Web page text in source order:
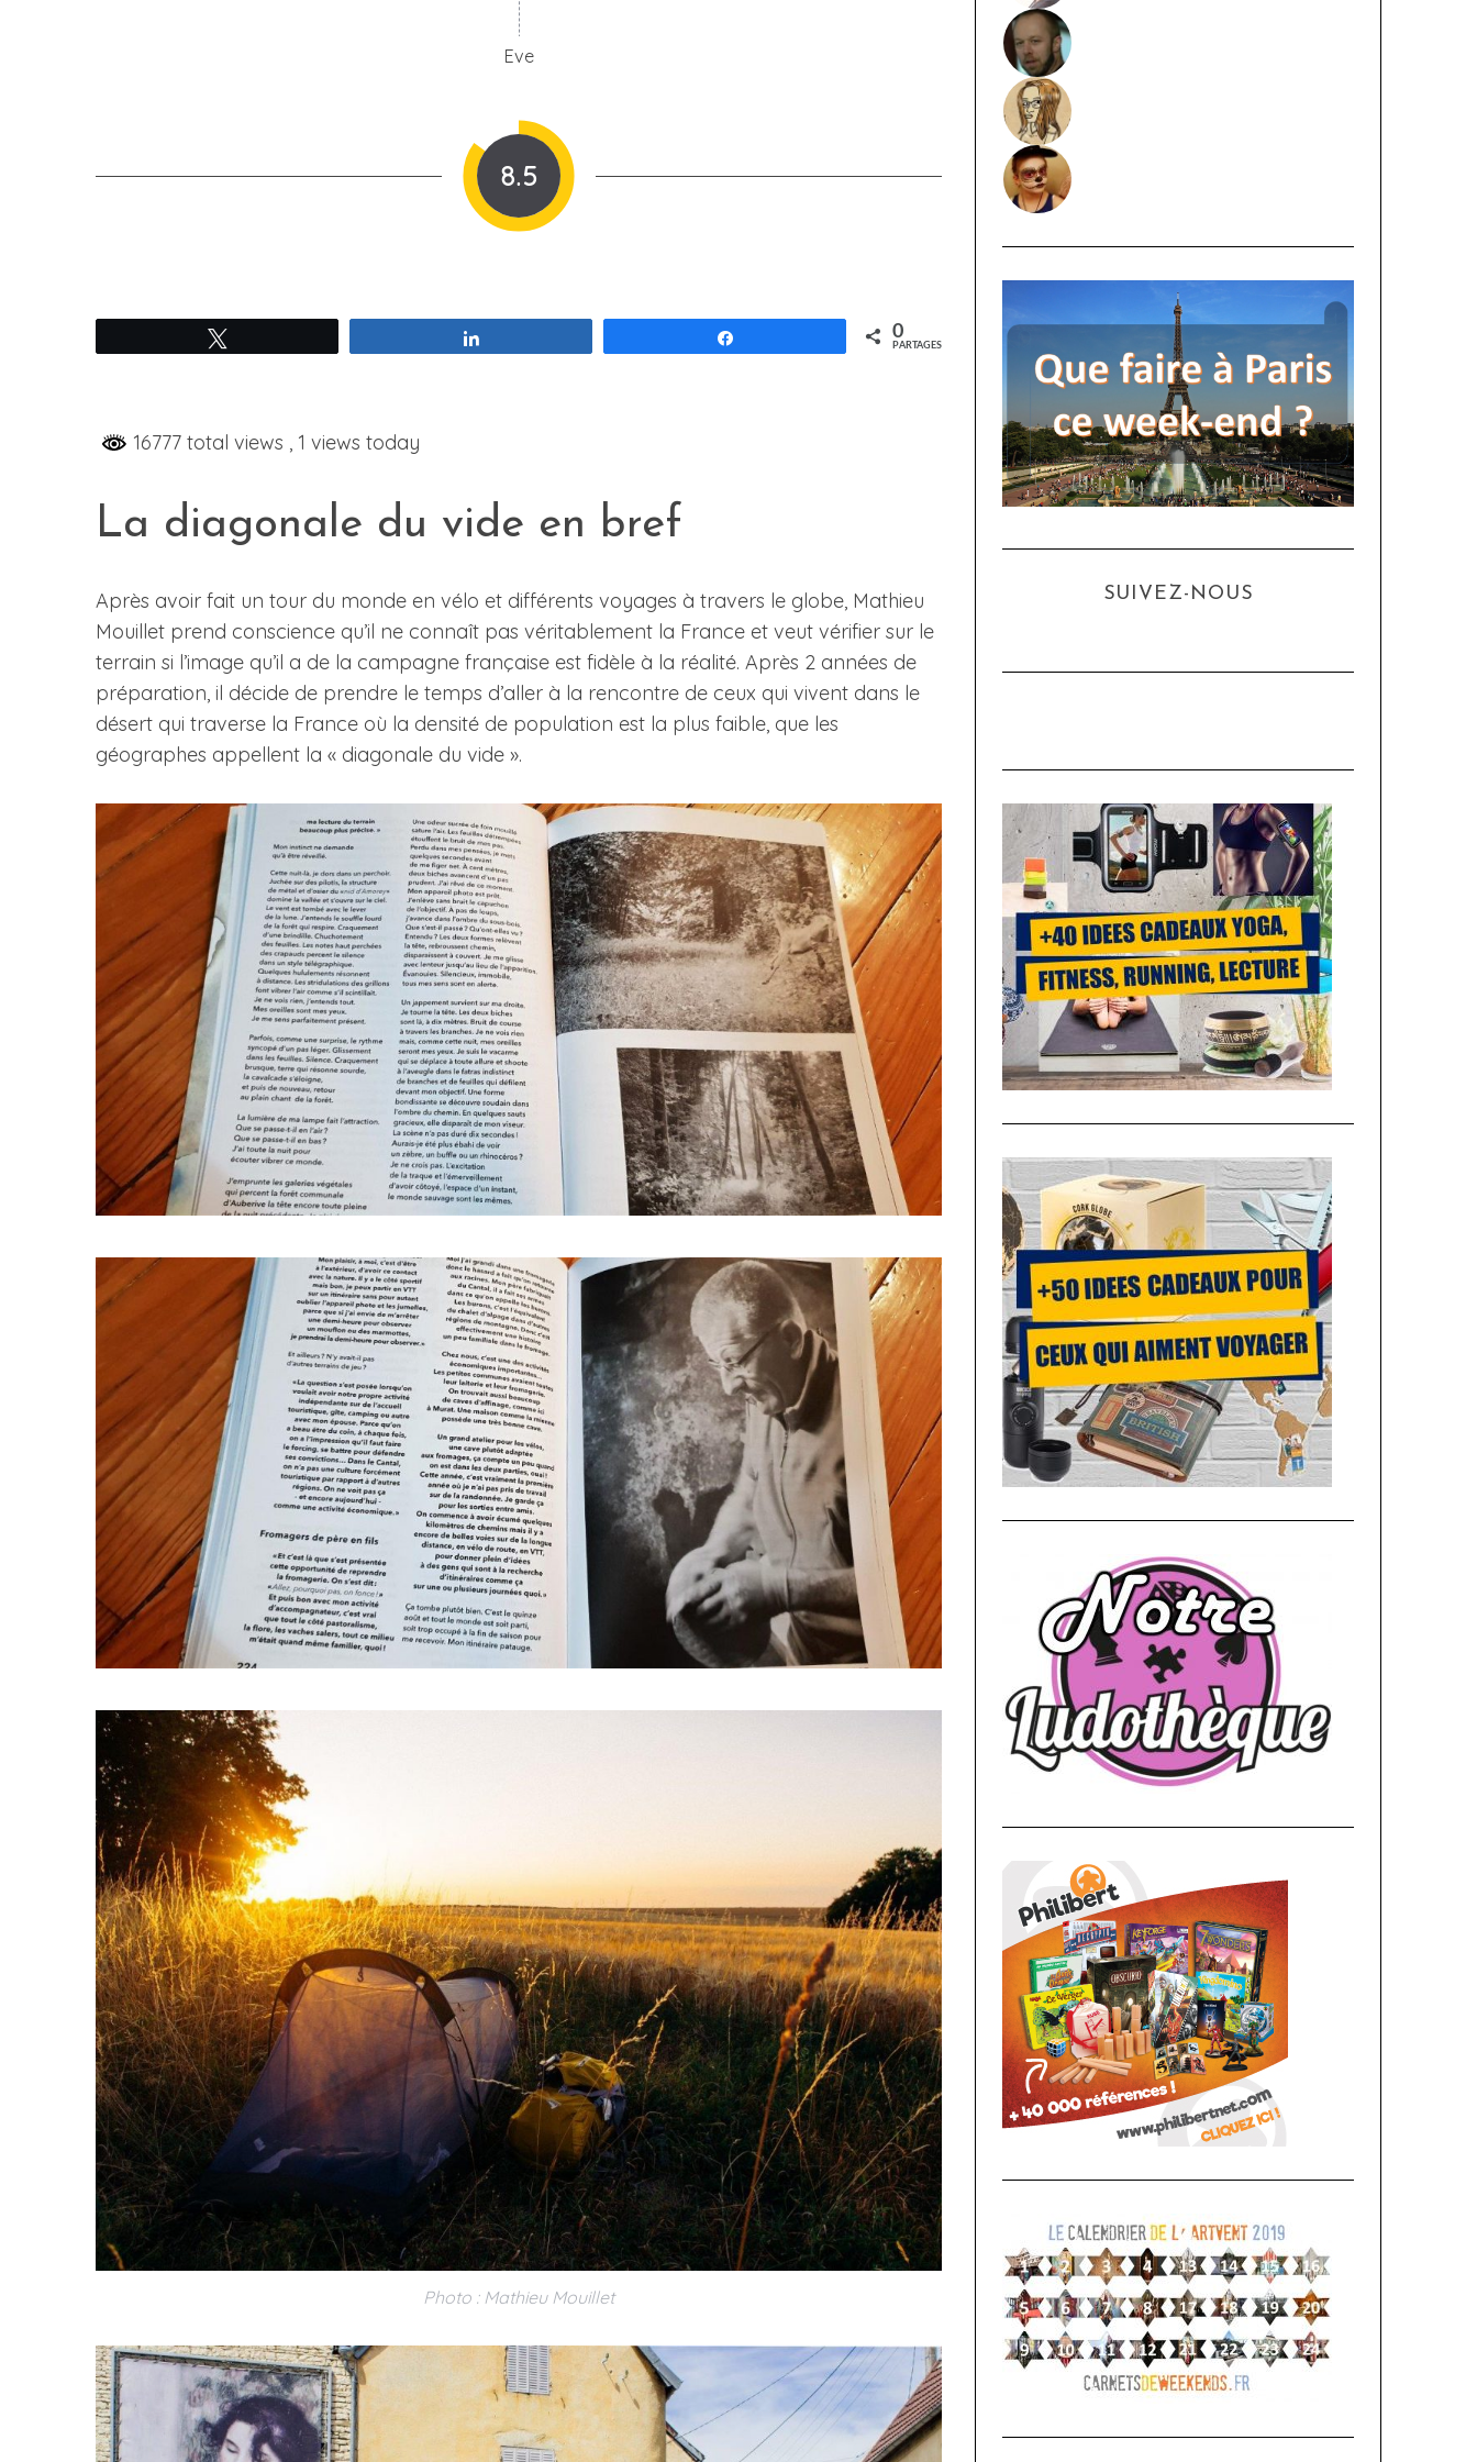
Eve
8.5
0
PARTAGES
16777 total views , 1 views today
La diagonale du vide en bref
Après avoir fait un tour du monde en vélo et différents voyages à travers le globe, Mathieu
Mouillet prend conscience qu’il ne connaît pas véritablement la France et veut vérifier sur le
terrain si l’image qu’il a de la campagne française est fidèle à la réalité. Après 2 années de
préparation, il décide de prendre le temps d’aller à la rencontre de ceux qui vivent dans le
désert qui traverse la France où la densité de population est la plus faible, que les
géographes appellent la « diagonale du vide ».
Photo : Mathieu Mouillet
SUIVEZ-NOUS
S
e
r
c
h
f
r